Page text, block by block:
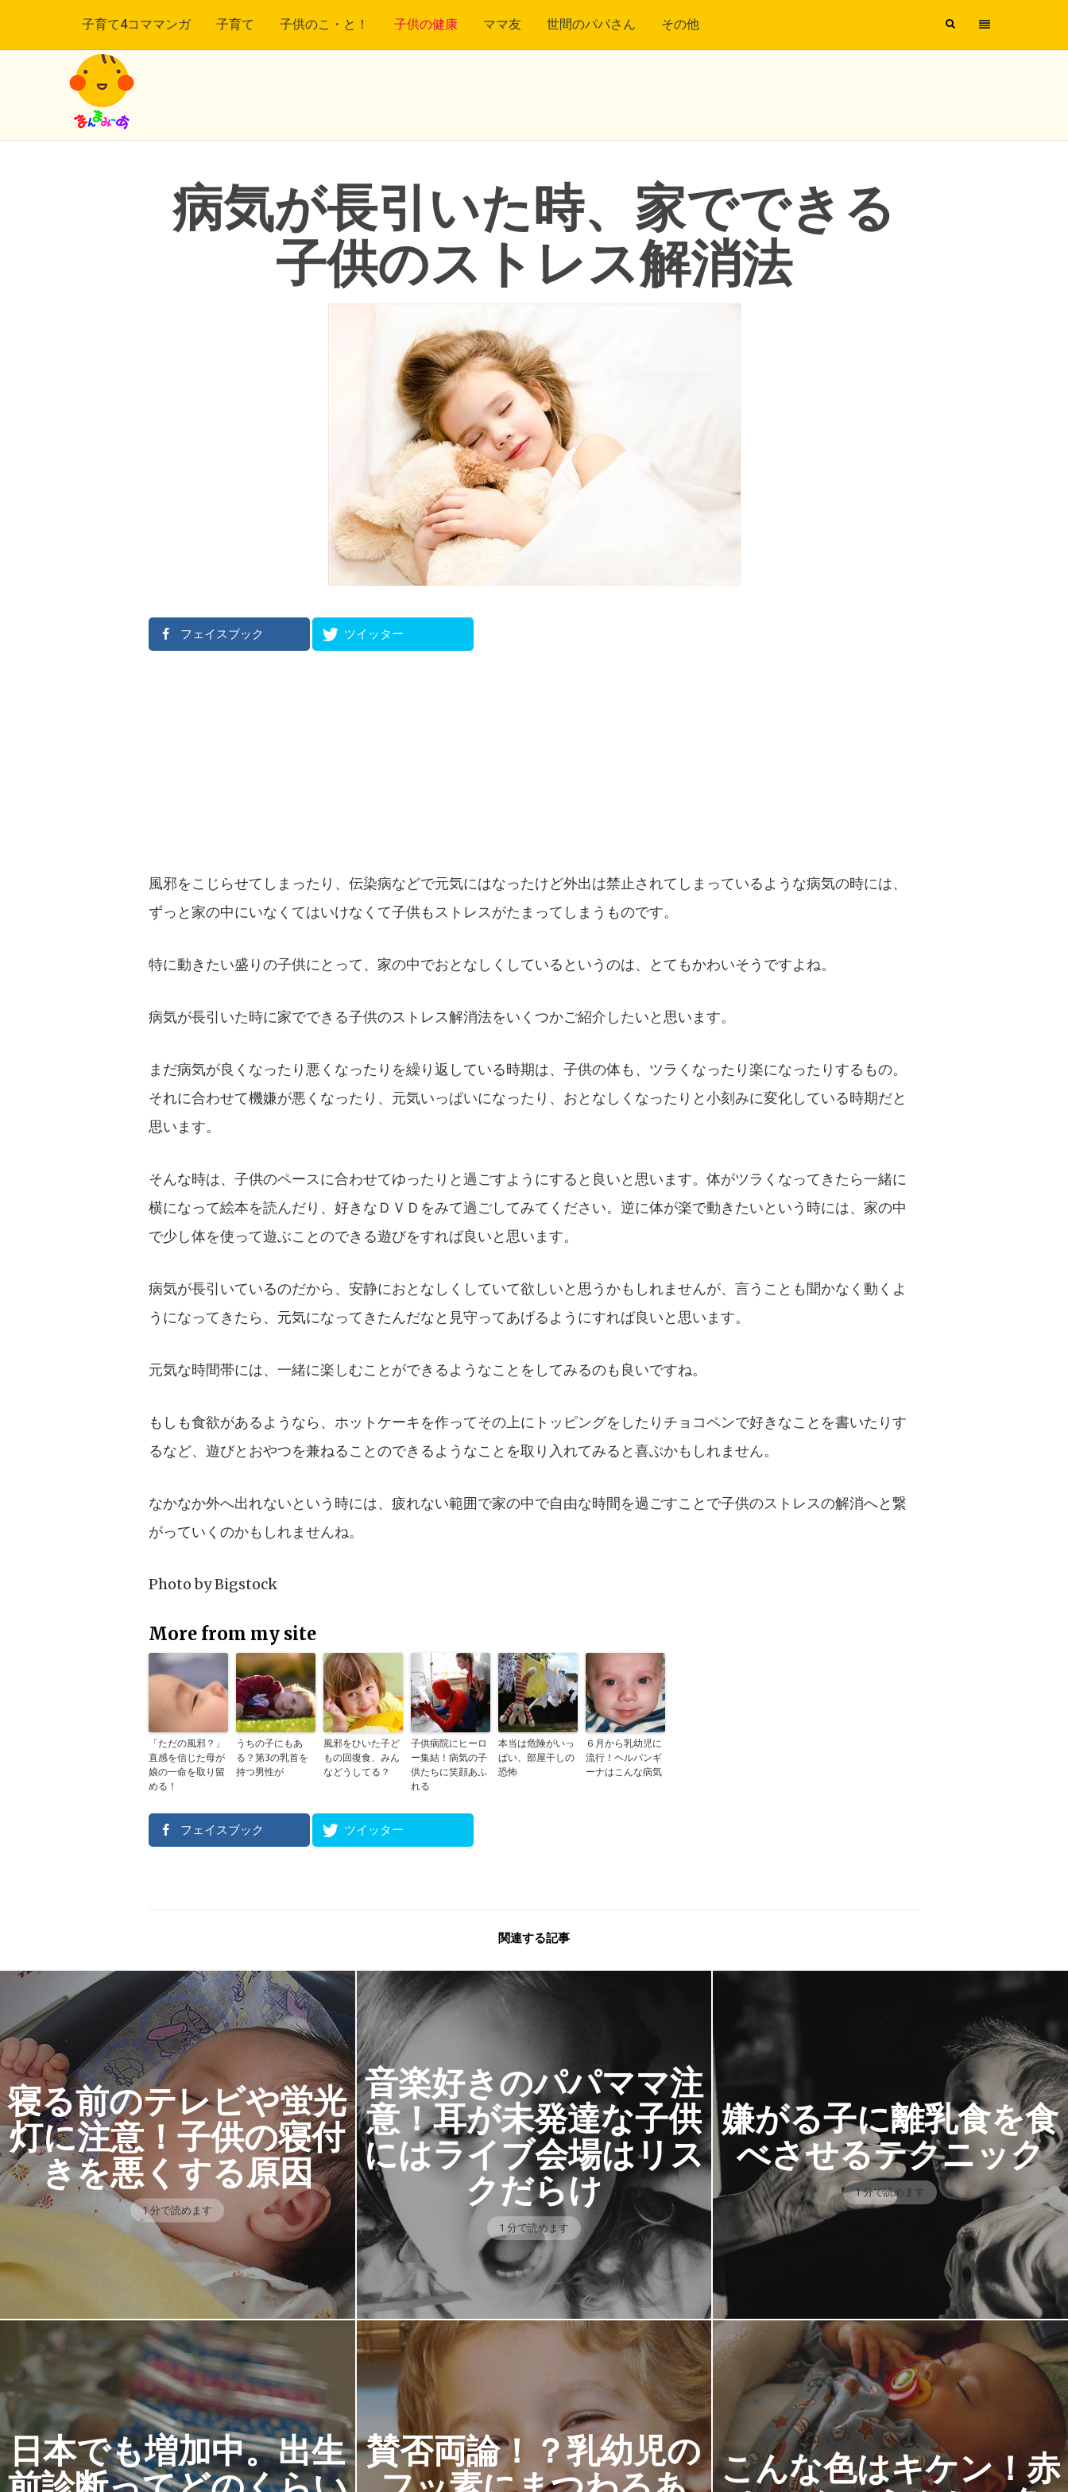
子育て4コママンガ 子育て 子供のこ・と！ 子供の健康 ママ友 世間のパパさん その他
病気が長引いた時、家でできる
子供のストレス解消法
フェイスブック ツイッター
風邪をこじらせてしまったり、伝染病などで元気にはなったけど外出は禁止されてしまっているような病気の時には、
ずっと家の中にいなくてはいけなくて子供もストレスがたまってしまうものです。
特に動きたい盛りの子供にとって、家の中でおとなしくしているというのは、とてもかわいそうですよね。
病気が長引いた時に家でできる子供のストレス解消法をいくつかご紹介したいと思います。
まだ病気が良くなったり悪くなったりを繰り返している時期は、子供の体も、ツラくなったり楽になったりするもの。
それに合わせて機嫌が悪くなったり、元気いっぱいになったり、おとなしくなったりと小刻みに変化している時期だと
思います。
そんな時は、子供のペースに合わせてゆったりと過ごすようにすると良いと思います。体がツラくなってきたら一緒に
横になって絵本を読んだり、好きなＤＶＤをみて過ごしてみてください。逆に体が楽で動きたいという時には、家の中
で少し体を使って遊ぶことのできる遊びをすれば良いと思います。
病気が長引いているのだから、安静におとなしくしていて欲しいと思うかもしれませんが、言うことも聞かなく動くよ
うになってきたら、元気になってきたんだなと見守ってあげるようにすれば良いと思います。
元気な時間帯には、一緒に楽しむことができるようなことをしてみるのも良いですね。
もしも食欲があるようなら、ホットケーキを作ってその上にトッピングをしたりチョコペンで好きなことを書いたりす
るなど、遊びとおやつを兼ねることのできるようなことを取り入れてみると喜ぶかもしれません。
なかなか外へ出れないという時には、疲れない範囲で家の中で自由な時間を過ごすことで子供のストレスの解消へと繋
がっていくのかもしれませんね。
Photo byBigstock
More from my site
「ただの風邪？」
直感を信じた母が
娘の一命を取り留
める！
うちの子にもあ
る？第3の乳首を
持つ男性が
風邪をひいた子ど
もの回復食、みん
などうしてる？
子供病院にヒーロ
ー集結！病気の子
供たちに笑顔あふ
れる
本当は危険がいっ
ぱい、部屋干しの
恐怖
６月から乳幼児に
流行！ヘルパンギ
ーナはこんな病気
フェイスブック ツイッター
関連する記事
寝る前のテレビや蛍光
灯に注意！子供の寝付
きを悪くする原因
1 分で読めます
音楽好きのパパママ注
意！耳が未発達な子供
にはライブ会場はリス
クだらけ
1 分で読めます
嫌がる子に離乳食を食
べさせるテクニック
1 分で読めます
日本でも増加中。出生 賛否両論！？乳幼児の こんな色はキケン！赤